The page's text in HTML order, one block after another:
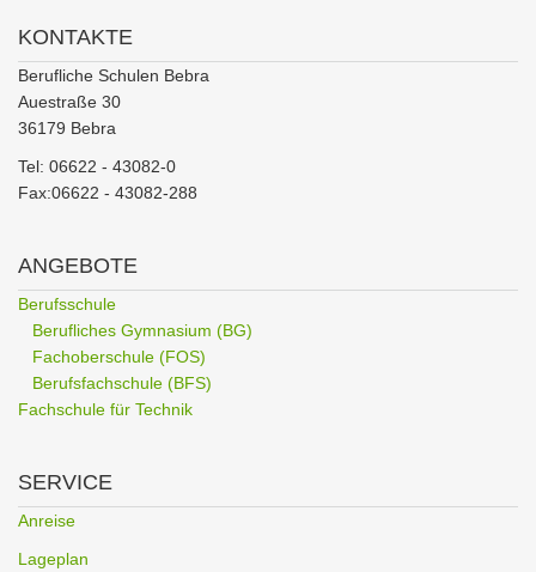
KONTAKTE
Berufliche Schulen Bebra
Auestraße 30
36179 Bebra
Tel: 06622 - 43082-0
Fax:06622 - 43082-288
ANGEBOTE
Berufsschule
Berufliches Gymnasium (BG)
Fachoberschule (FOS)
Berufsfachschule (BFS)
Fachschule für Technik
SERVICE
Anreise
Lageplan